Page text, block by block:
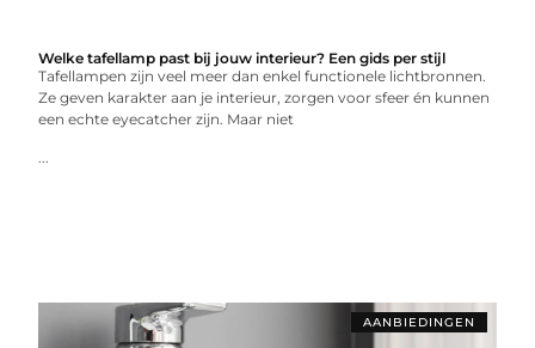
Welke tafellamp past bij jouw interieur? Een gids per stijl
Tafellampen zijn veel meer dan enkel functionele lichtbronnen.
Ze geven karakter aan je interieur, zorgen voor sfeer én kunnen
een echte eyecatcher zijn. Maar niet
...
AANBIEDINGEN